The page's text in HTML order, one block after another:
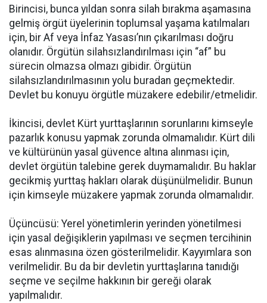
Birincisi, bunca yıldan sonra silah bırakma aşamasına
gelmiş örgüt üyelerinin toplumsal yaşama katılmaları
için, bir Af veya İnfaz Yasası’nın çıkarılması doğru
olanıdır. Örgütün silahsızlandırılması için “af” bu
sürecin olmazsa olmazı gibidir. Örgütün
silahsızlandırılmasının yolu buradan geçmektedir.
Devlet bu konuyu örgütle müzakere edebilir/etmelidir.
İkincisi, devlet Kürt yurttaşlarının sorunlarını kimseyle
pazarlık konusu yapmak zorunda olmamalıdır. Kürt dili
ve kültürünün yasal güvence altına alınması için,
devlet örgütün talebine gerek duymamalıdır. Bu haklar
gecikmiş yurttaş hakları olarak düşünülmelidir. Bunun
için kimseyle müzakere yapmak zorunda olmamalıdır.
Üçüncüsü: Yerel yönetimlerin yerinden yönetilmesi
için yasal değişiklerin yapılması ve seçmen tercihinin
esas alınmasına özen gösterilmelidir. Kayyımlara son
verilmelidir. Bu da bir devletin yurttaşlarına tanıdığı
seçme ve seçilme hakkının bir gereği olarak
yapılmalıdır.